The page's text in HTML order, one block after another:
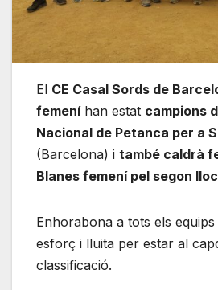
El CE Casal Sords de
femeníhan estat campions
Nacional de Petanca per a
(Barcelona) i també caldrà
Blanes femení pel segon lloc
Enhorabona a tots els
esforç i lluita per estar al
classificació.